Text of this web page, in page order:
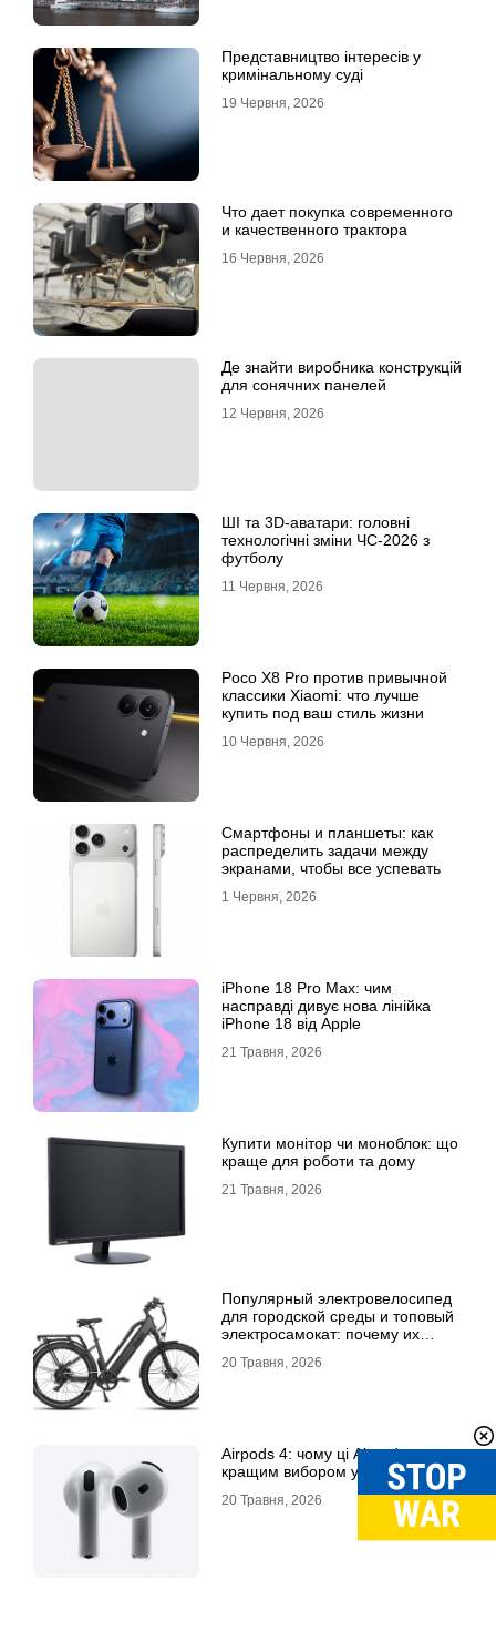
Представництво інтересів у
кримінальному суді
19 Червня, 2026
Что дает покупка современного
и качественного трактора
16 Червня, 2026
Де знайти виробника конструкцій
для сонячних панелей
12 Червня, 2026
ШІ та 3D-аватари: головні
технологічні зміни ЧС-2026 з
футболу
11 Червня, 2026
Poco X8 Pro против привычной
классики Xiaomi: что лучше
купить под ваш стиль жизни
10 Червня, 2026
Смартфоны и планшеты: как
распределить задачи между
экранами, чтобы все успевать
1 Червня, 2026
iPhone 18 Pro Max: чим
насправді дивує нова лінійка
iPhone 18 від Apple
21 Травня, 2026
Купити монітор чи моноблок: що
краще для роботи та дому
21 Травня, 2026
Популярный электровелосипед
для городской среды и топовый
электросамокат: почему их
20 Травня, 2026
Airpods 4: чому ці Airpods стали
кращим вибором у 2026 році
20 Травня, 2026